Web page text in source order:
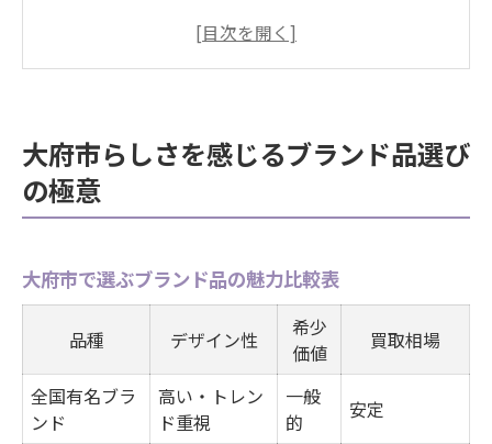
手土産に最適なブランド品を大府市で発見
手土産向きブランド品比較一覧
ブランド品手土産の選び方ガイド
大府市らしいブランド品が喜ばれる理由
ブランド品手土産で印象アップを狙うコツ
買取視点から考えるブランド品オススメ術
ブランド品買取査定ポイント早見表
大府市らしさを感じるブランド品選び
の極意
大府市で選ぶブランド品の魅力比較表
品種 デザイン性
希少
価値
買取相場
全国有名ブラ
ンド
高い・トレン
ド重視
一般
的
安定